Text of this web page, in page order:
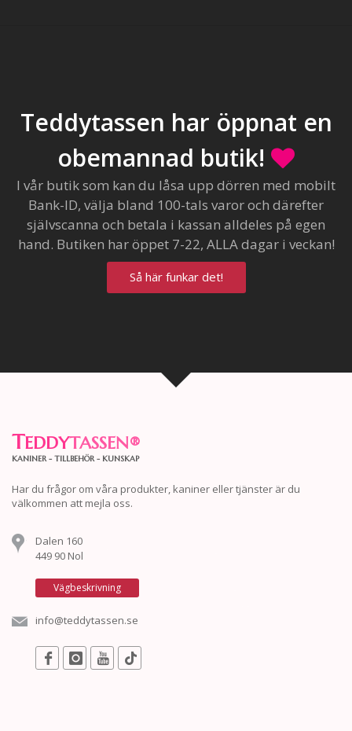
Teddytassen har öppnat en
obemannad butik!
I vår butik som kan du låsa upp dörren med mobilt
Bank-ID, välja bland 100-tals varor och därefter
självscanna och betala i kassan alldeles på egen
hand. Butiken har öppet 7-22, ALLA dagar i veckan!
Så här funkar det!
TEDDYTASSEN®
KANINER - TILLBEHÖR - KUNSKAP
Har du frågor om våra produkter, kaniner eller tjänster är du
välkommen att mejla oss.
Dalen 160
449 90 Nol
Vägbeskrivning
info@teddytassen.se